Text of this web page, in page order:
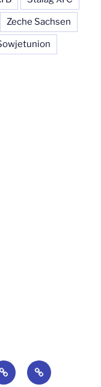
Zeche Sachsen
Galerie